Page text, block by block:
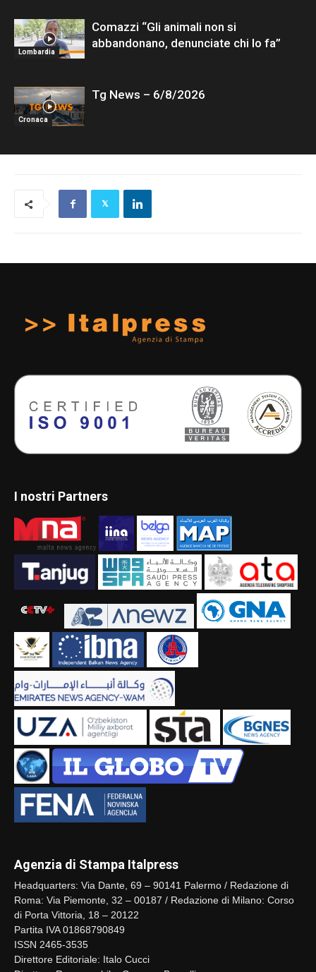
Lombardia
Comazzi “Gli animali non si
abbandonano, denunciate chi lo fa”
Cronaca
Tg News – 6/8/2026
I nostri Partners
Agenzia di Stampa Italpress
Headquarters: Via Dante, 69 – 90141 Palermo / Redazione di
Roma: Via Piemonte, 32 – 00187 / Redazione di Milano: Corso
di Porta Vittoria, 18 – 20122
Partita IVA 01868790849
ISSN 2465-3535
Direttore Editoriale: Italo Cucci